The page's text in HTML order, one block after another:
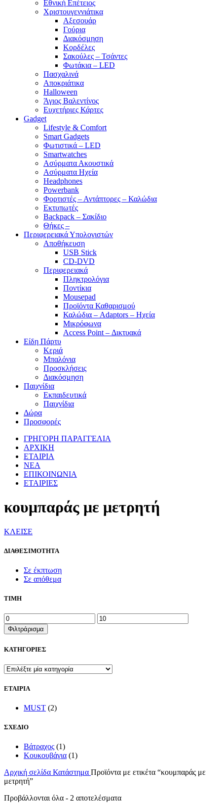
Εθνική Επέτειος
Χριστουγεννιάτικα
Αξεσουάρ
Γούρια
Διακόσμηση
Κορδέλες
Σακούλες – Τσάντες
Φωτάκια – LED
Πασχαλινά
Αποκριάτικα
Halloween
Άγιος Βαλεντίνος
Ευχετήριες Κάρτες
Gadget
Lifestyle & Comfort
Smart Gadgets
Φωτιστικά – LED
Smartwatches
Ασύρματα Ακουστικά
Ασύρματα Ηχεία
Headphones
Powerbank
Φορτιστές – Αντάπτορες – Καλώδια
Εκτυπωτές
Backpack – Σακίδιο
Θήκες –
Περιφερειακά Υπολογιστών
Αποθήκευση
USB Stick
CD-DVD
Περιφερειακά
Πληκτρολόγια
Ποντίκια
Mousepad
Προϊόντα Καθαρισμού
Καλώδια – Adaptors – Ηχεία
Μικρόφωνα
Access Point – Δικτυακά
Είδη Πάρτυ
Κεριά
Μπαλόνια
Προσκλήσεις
Διακόσμηση
Παιχνίδια
Εκπαιδευτικά
Παιχνίδια
Δώρα
Προσφορές
ΓΡΗΓΟΡΗ ΠΑΡΑΓΓΕΛΙΑ
ΑΡΧΙΚΗ
ΕΤΑΙΡΙΑ
ΝΕΑ
ΕΠΙΚΟΙΝΩΝΙΑ
ΕΤΑΙΡΙΕΣ
κουμπαράς με μετρητή
ΚΛΕΙΣΕ
ΔΙΑΘΕΣΙΜΟΤΗΤΑ
Σε έκπτωση
Σε απόθεμα
ΤΙΜΗ
Ελάχιστη
τιμή
Μέγιστη
τιμή
Φιλτράρισμα
ΚΑΤΗΓΟΡΙΕΣ
ΕΤΑΙΡΙΑ
MUST (2)
ΣΧΕΔΙΟ
Βάτραχος (1)
Κουκουβάγια (1)
Αρχική σελίδα Κατάστημα Προϊόντα με ετικέτα “κουμπαράς με
μετρητή”
Προβάλλονται όλα - 2 αποτελέσματαSorted